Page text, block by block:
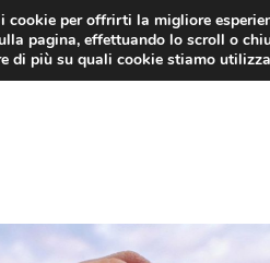
TUTORIAL
cookie per offrirti la migliore
pagina, effettuando lo scroll o
di più su quali cookie stiamo